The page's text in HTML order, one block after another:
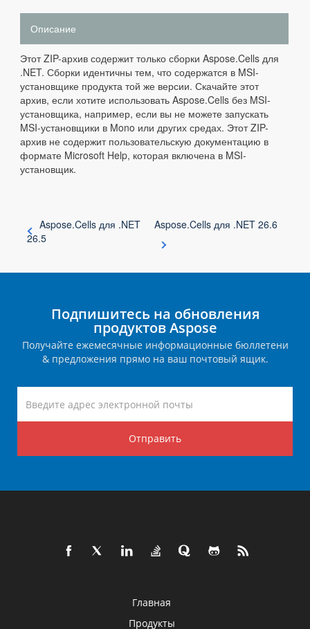
Описание
Этот ZIP-архив содержит только сборки Aspose.Cells для
.NET. Сборки идентичны тем, что содержатся в MSI-
установщике продукта той же версии. Скачайте этот
архив, если хотите использовать Aspose.Cells без MSI-
установщика, например, если вы не можете запускать
MSI-установщики в Mono или других средах. Этот ZIP-
архив не содержит пользовательскую документацию в
формате Microsoft Help, которая включена в MSI-
установщик.
Aspose.Cells для .NET
26.5
Aspose.Cells для .NET 26.6
Подпишитесь на обновления
продуктов Aspose
Получайте ежемесячные информационные бюллетени
& предложения прямо на ваш почтовый ящик.
Отправить
Главная
Продукты